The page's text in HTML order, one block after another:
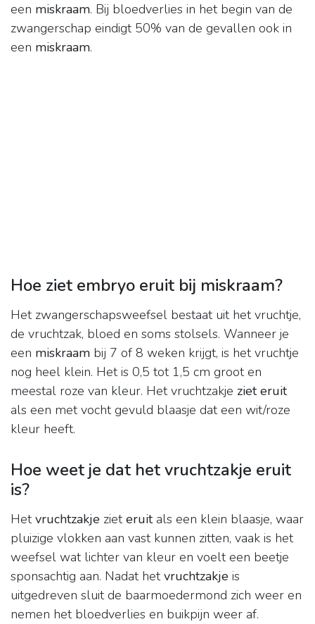
een miskraam. Bij bloedverlies in het begin van de
zwangerschap eindigt 50% van de gevallen ook in
een miskraam.
Hoe ziet embryo eruit bij miskraam?
Het zwangerschapsweefsel bestaat uit het vruchtje,
de vruchtzak, bloed en soms stolsels. Wanneer je
een miskraam bij 7 of 8 weken krijgt, is het vruchtje
nog heel klein. Het is 0,5 tot 1,5 cm groot en
meestal roze van kleur. Het vruchtzakje ziet eruit
als een met vocht gevuld blaasje dat een wit/roze
kleur heeft.
Hoe weet je dat het vruchtzakje eruit
is?
Hetvruchtzakje zieteruitals een klein blaasje, waar
pluizige vlokken aan vast kunnen zitten, vaak is het
weefsel wat lichter van kleur en voelt een beetje
sponsachtig aan. Nadat hetvruchtzakje is
uitgedreven sluit de baarmoedermond zich weer en
nemen het bloedverlies en buikpijn weer af.